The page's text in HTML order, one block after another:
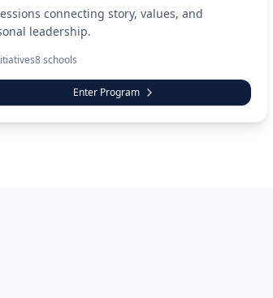
connecting story, values, and
leadership.
8schools
Enter Program